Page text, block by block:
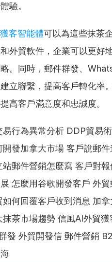
驗。
客智能體可以為這些抹茶
外貿軟件，企業可以更好
。同時，郵件群發、
立聯繫，提高客戶轉化率
高客戶滿意度和忠誠度。
易行為異常分析 DDP貿易
開發加拿大市場 客戶說郵
站郵件營銷怎麼寫 客戶對
怎麼用谷歌開發客戶 外
如何回覆客戶收到消息 加
抹茶市場趨勢 信風AI外貿
發 外貿開發信 郵件營銷